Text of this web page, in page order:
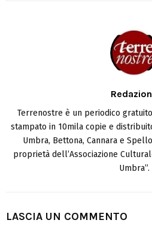
Terrenostre è un periodico
stampato in 10mila copie e
Umbra, Bettona, Cannara e
proprietà dell’Associazione
Umbra”.
LASCIA UN COMMENTO